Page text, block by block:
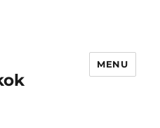
MENU